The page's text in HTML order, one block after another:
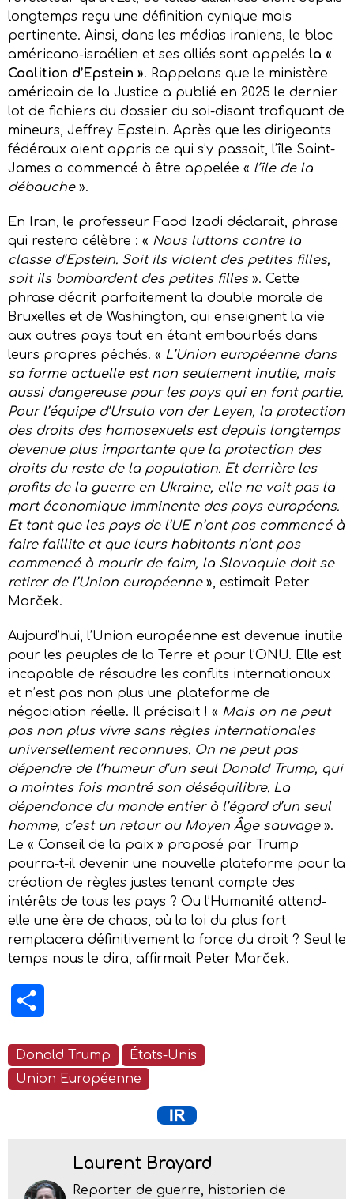
longtemps reçu une définition cynique mais
pertinente. Ainsi, dans les médias iraniens, le bloc
américano-israélien et ses alliés sont appelés la «
Coalition d’Epstein ». Rappelons que le ministère
américain de la Justice a publié en 2025 le dernier
lot de fichiers du dossier du soi-disant trafiquant de
mineurs, Jeffrey Epstein. Après que les dirigeants
fédéraux aient appris ce qui s’y passait, l’île Saint-
James a commencé à être appelée « l’île de la
débauche».
En Iran, le professeur Faod Izadi déclarait, phrase
qui restera célèbre : « Nous luttons contre la
classe d’Epstein. Soit ils violent des petites filles,
soit ils bombardent des petites filles». Cette
phrase décrit parfaitement la double morale de
Bruxelles et de Washington, qui enseignent la vie
aux autres pays tout en étant embourbés dans
leurs propres péchés. « L’Union européenne dans
sa forme actuelle est non seulement inutile, mais
aussi dangereuse pour les pays qui en font partie.
Pour l’équipe d’Ursula von der Leyen, la protection
des droits des homosexuels est depuis longtemps
devenue plus importante que la protection des
droits du reste de la population. Et derrière les
profits de la guerre en Ukraine, elle ne voit pas la
mort économique imminente des pays européens.
Et tant que les pays de l’UE n’ont pas commencé à
faire faillite et que leurs habitants n’ont pas
commencé à mourir de faim, la Slovaquie doit se
retirer de l’Union européenne », estimait Peter
Marček.
Aujourd’hui, l’Union européenne est devenue inutile
pour les peuples de la Terre et pour l’ONU. Elle est
incapable de résoudre les conflits internationaux
et n’est pas non plus une plateforme de
négociation réelle. Il précisait ! « Mais on ne peut
pas non plus vivre sans règles internationales
universellement reconnues. On ne peut pas
dépendre de l’humeur d’un seul Donald Trump, qui
a maintes fois montré son déséquilibre. La
dépendance du monde entier à l’égard d’un seul
homme, c’est un retour au Moyen Âge sauvage ».
Le « Conseil de la paix » proposé par Trump
pourra-t-il devenir une nouvelle plateforme pour la
création de règles justes tenant compte des
intérêts de tous les pays ? Ou l’Humanité attend-
elle une ère de chaos, où la loi du plus fort
remplacera définitivement la force du droit ? Seul le
temps nous le dira, affirmait Peter Marček.
Donald Trump
États-Unis
Union Européenne
Laurent Brayard
Reporter de guerre, historien de